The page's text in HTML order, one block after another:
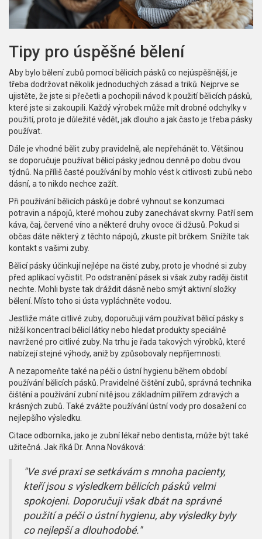
Tipy pro úspěšné bělení
Aby bylo bělení zubů pomocí bělicích pásků co nejúspěšnější, je
třeba dodržovat několik jednoduchých zásad a triků. Nejprve se
ujistěte, že jste si přečetli a pochopili návod k použití bělicích pásků,
které jste si zakoupili. Každý výrobek může mít drobné odchylky v
použití, proto je důležité vědět, jak dlouho a jak často je třeba pásky
používat.
Dále je vhodné bělit zuby pravidelně, ale nepřehánět to. Většinou
se doporučuje používat bělicí pásky jednou denně po dobu dvou
týdnů. Na příliš časté používání by mohlo vést k citlivosti zubů nebo
dásní, a to nikdo nechce zažít.
Při používání bělicích pásků je dobré vyhnout se konzumaci
potravin a nápojů, které mohou zuby zanechávat skvrny. Patří sem
káva, čaj, červené víno a některé druhy ovoce či džusů. Pokud si
občas dáte některý z těchto nápojů, zkuste pít brčkem. Snížíte tak
kontakt s vašimi zuby.
Bělicí pásky účinkují nejlépe na čisté zuby, proto je vhodné si zuby
před aplikací vyčistit. Po odstranění pásek si však zuby raději čistit
nechte. Mohli byste tak dráždit dásně nebo smýt aktivní složky
bělení. Místo toho si ústa vypláchněte vodou.
Jestliže máte citlivé zuby, doporučuji vám používat bělicí pásky s
nižší koncentrací bělicí látky nebo hledat produkty speciálně
navržené pro citlivé zuby. Na trhu je řada takových výrobků, které
nabízejí stejné výhody, aniž by způsobovaly nepříjemnosti.
A nezapomeňte také na péči o ústní hygienu během období
používání bělicích pásků. Pravidelné čištění zubů, správná technika
čištění a používání zubní nitě jsou základním pilířem zdravých a
krásných zubů. Také zvážte používání ústní vody pro dosažení co
nejlepšího výsledku.
Citace odborníka, jako je zubní lékař nebo dentista, může být také
užitečná. Jak říká Dr. Anna Nováková:
"Ve své praxi se setkávám s mnoha pacienty,
kteří jsou s výsledkem bělicích pásků velmi
spokojeni. Doporučuji však dbát na správné
použití a péči o ústní hygienu, aby výsledky byly
co nejlepší a dlouhodobé."